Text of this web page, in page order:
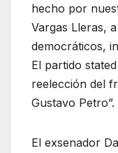
hecho por
Vargas Lleras,
democráticos,
El partido
reelección del
Gustavo Petro”.
El exsenador